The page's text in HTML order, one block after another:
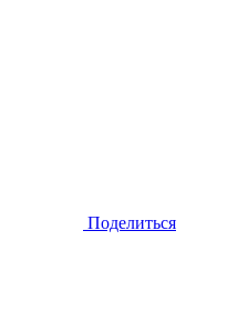
Поделиться